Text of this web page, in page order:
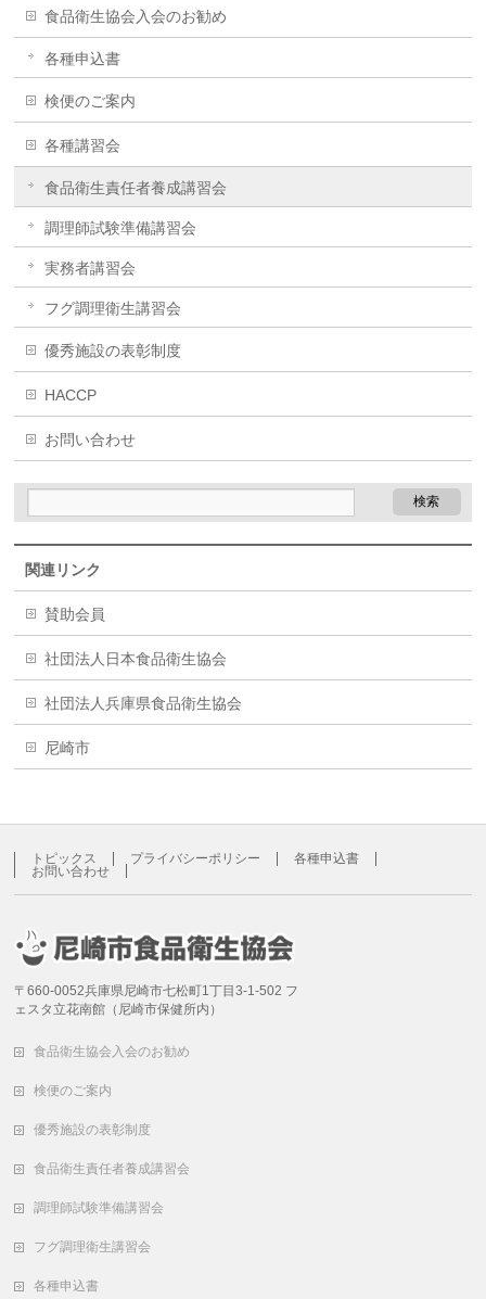
食品衛生協会入会のお勧め
各種申込書
検便のご案内
各種講習会
食品衛生責任者養成講習会
調理師試験準備講習会
実務者講習会
フグ調理衛生講習会
優秀施設の表彰制度
HACCP
お問い合わせ
関連リンク
賛助会員
社団法人日本食品衛生協会
社団法人兵庫県食品衛生協会
尼崎市
トピックス プライバシーポリシー
各種申込書
お問い合わせ
〒660-0052兵庫県尼崎市七松町1丁目3-1-502 フ
ェスタ立花南館（尼崎市保健所内）
食品衛生協会入会のお勧め
検便のご案内
優秀施設の表彰制度
食品衛生責任者養成講習会
調理師試験準備講習会
フグ調理衛生講習会
各種申込書